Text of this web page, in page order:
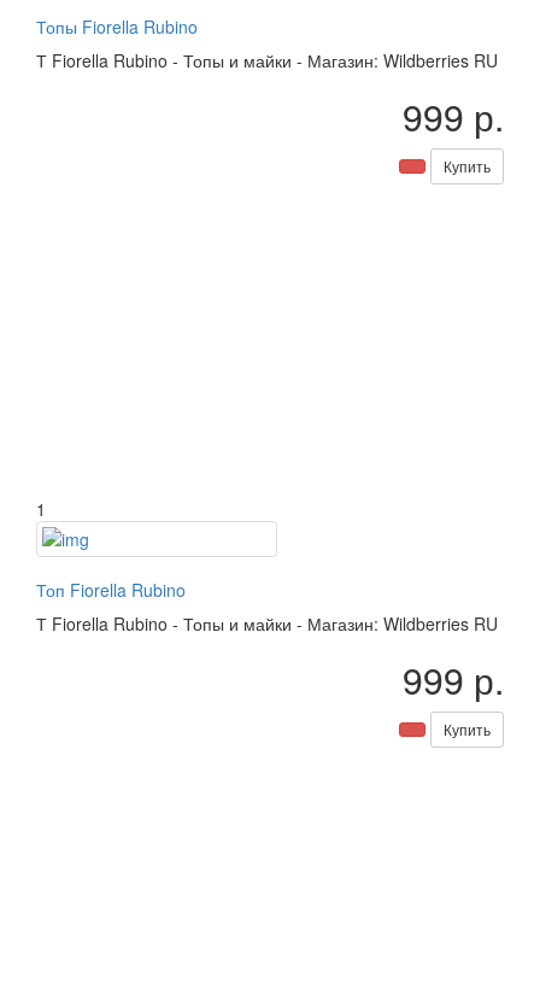
Топы Fiorella Rubino
Т Fiorella Rubino - Топы и майки - Магазин: Wildberries RU
999 р.
Купить
1
Топ Fiorella Rubino
Т Fiorella Rubino - Топы и майки - Магазин: Wildberries RU
999 р.
Купить